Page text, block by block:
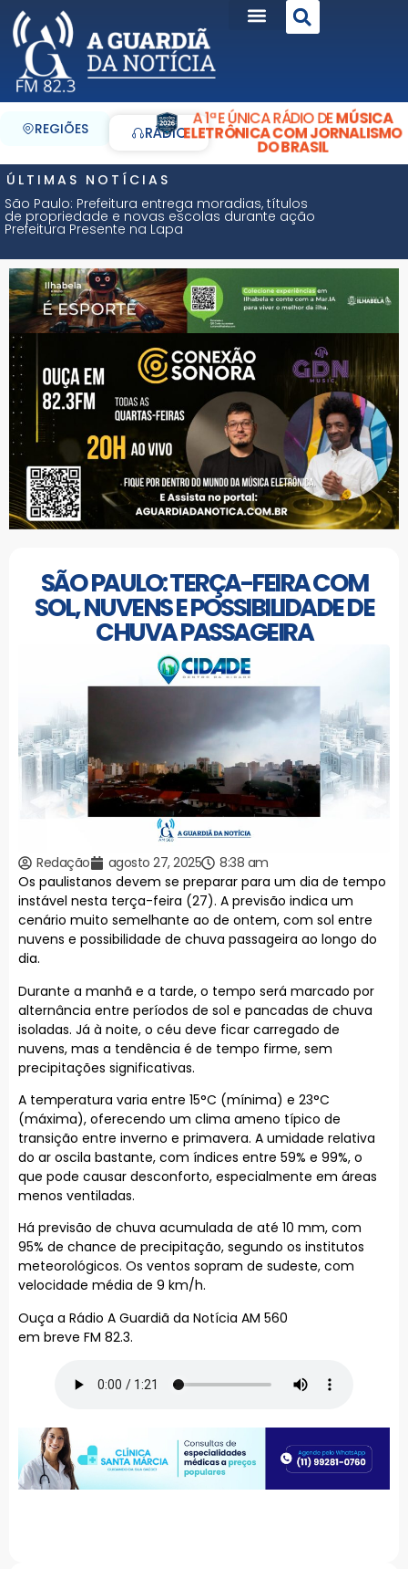
REGIÕES RÁDIO
A 1ª E ÚNICA RÁDIO DEMÚSICA
ELETRÔNICA COM JORNALISMO
DO BRASIL
ÚLTIMAS NOTÍCIAS
São Paulo: Prefeitura entrega moradias, títulos
de propriedade e novas escolas durante ação
Prefeitura Presente na Lapa
SÃO PAULO: TERÇA-FEIRA COM
SOL, NUVENS E POSSIBILIDADE DE
CHUVA PASSAGEIRA
Redação agosto 27, 2025
8:38 am
Os paulistanos devem se preparar para um dia de tempo
instável nesta terça-feira (27). A previsão indica um
cenário muito semelhante ao de ontem, com sol entre
nuvens e possibilidade de chuva passageira ao longo do
dia.
Durante a manhã e a tarde, o tempo será marcado por
alternância entre períodos de sol e pancadas de chuva
isoladas. Já à noite, o céu deve ficar carregado de
nuvens, mas a tendência é de tempo firme, sem
precipitações significativas.
A temperatura varia entre 15°C (mínima) e 23°C
(máxima), oferecendo um clima ameno típico de
transição entre inverno e primavera. A umidade relativa
do ar oscila bastante, com índices entre 59% e 99%, o
que pode causar desconforto, especialmente em áreas
menos ventiladas.
Há previsão de chuva acumulada de até 10 mm, com
95% de chance de precipitação, segundo os institutos
meteorológicos. Os ventos sopram de sudeste, com
velocidade média de 9 km/h.
Ouça a Rádio A Guardiã da Notícia AM 560
em breve FM 82.3.